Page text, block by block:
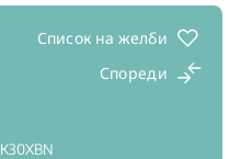
Список на желби
Спореди